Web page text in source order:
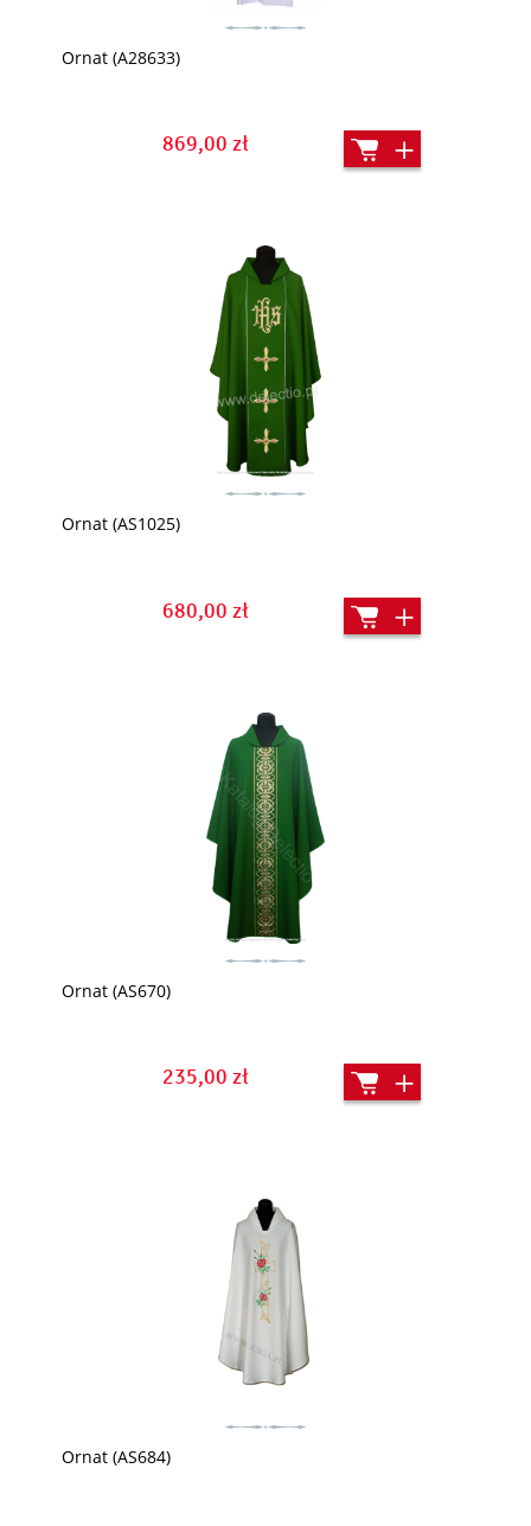
Ornat (A28633)
869,00 zł
Ornat (AS1025)
680,00 zł
Ornat (AS670)
235,00 zł
Ornat (AS684)